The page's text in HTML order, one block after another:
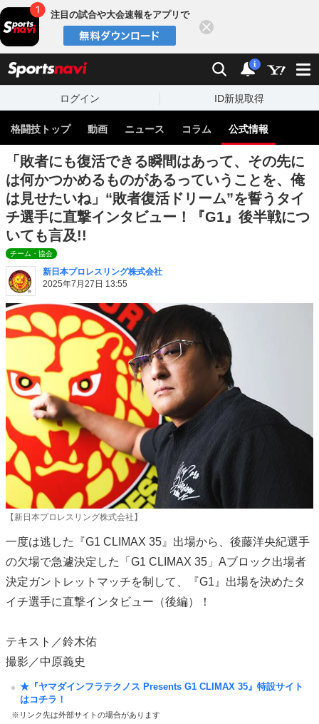
注目の試合や大会速報をアプリで
検索 通知
i
ログイン ID新規取得
格闘技トップ 動画 ニュース コラム 公式情報
「敗者にも復活できる瞬間はあって、その先に
は何かつかめるものがあるっていうことを、俺
は見せたいね」“敗者復活ドリーム”を誓うタイ
チ選手に直撃インタビュー！『G1』後半戦につ
いても言及!!
チーム・協会
新日本プロレスリング株式会社
2025年7月27日 13:55
【新日本プロレスリング株式会社】
一度は逃した『G1 CLIMAX 35』出場から、後藤洋央紀選手
の欠場で急遽決定した「G1 CLIMAX 35」Aブロック出場者
決定ガントレットマッチを制して、『G1』出場を決めたタ
イチ選手に直撃インタビュー（後編）！
テキスト／鈴木佑
撮影／中原義史
★『ヤマダインフラテクノス Presents G1 CLIMAX 35』特設サイト
はコチラ！
※リンク先は外部サイトの場合があります